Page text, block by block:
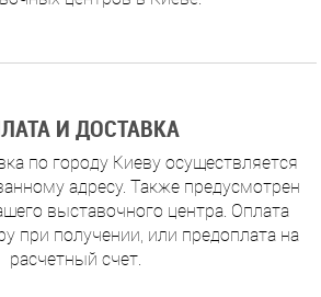
И ДОСТАВКА
по городу Киеву осуществляется
адресу. Также предусмотрен
выставочного центра. Оплата
при получении, или предоплата на
расчетный счет.